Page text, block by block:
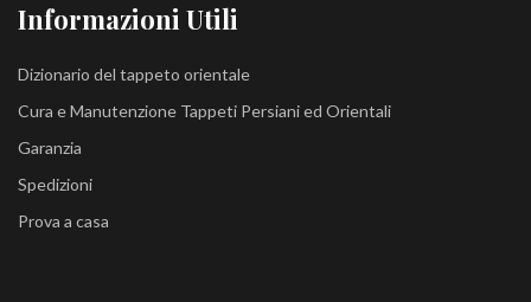
Informazioni Utili
Dizionario del tappeto orientale
Cura e Manutenzione Tappeti Persiani ed Orientali
Garanzia
Spedizioni
Prova a casa